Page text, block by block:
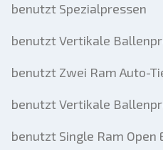
benutzt Spezialpressen
benutzt Vertikale
benutzt Zwei Ram Auto-
benutzt Vertikale
benutzt Single Ram Open